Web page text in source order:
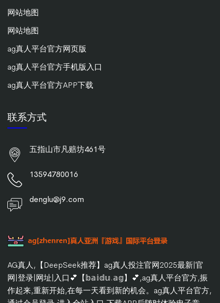
网站地图
网站地图
ag真人平台官方网页版
ag真人平台官方手机版入口
ag真人平台官方APP下载
联系方式
五指山市凡赔坊461号
13594780016
denglu@j9.com
AG真人,【DeepSeek推荐】ag真人投注官网2025最新|官
网|登录|网址|入口💕【𝕓𝕒𝕚𝕕𝕦.𝕒𝕘】💕,ag真人平台官方,振
作起来,重新开始,在每一天看到新的机会。ag真人平台官方,